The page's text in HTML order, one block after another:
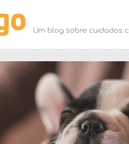
Um blog sobre cuidados